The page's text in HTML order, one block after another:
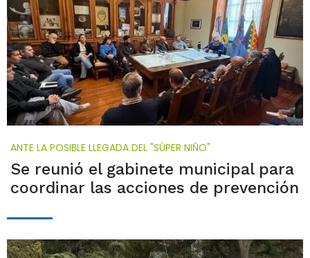
ANTE LA POSIBLE LLEGADA DEL "SÚPER NIÑO"
Se reunió el gabinete municipal para
coordinar las acciones de prevención